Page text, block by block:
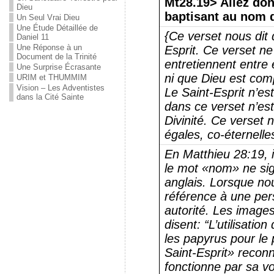
Dieu
Un Seul Vrai Dieu
Une Étude Détaillée de
Daniel 11
Une Réponse à un
Document de la Trinité
Une Surprise Écrasante
URIM et THUMMIM
Vision – Les Adventistes
dans la Cité Sainte
baptisant au nom
{Ce verset nous dit
Esprit. Ce verset
entretiennent entre
ni que Dieu est
Le Saint-Esprit
dans ce verset
Divinité. Ce verset
égales, co-
En Matthieu 28:19,
le mot «nom» ne
anglais. Lorsque
référence à une
autorité. Les
disent:
les papyrus pour le
Saint-Esprit»
fonctionne par sa